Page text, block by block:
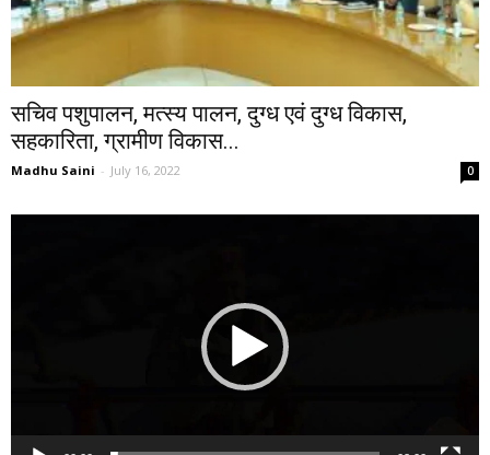
सचिव पशुपालन, मत्स्य पालन, दुग्ध एवं दुग्ध विकास,
सहकारिता, ग्रामीण विकास...
Madhu Saini - July 16, 2022 0